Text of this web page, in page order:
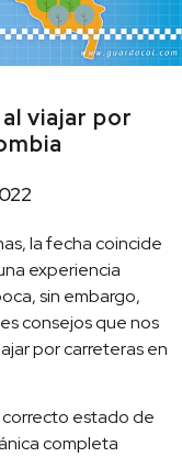
viajar por
la fecha coincide
experiencia
sin embargo,
consejos que nos
por carreteras en
correcto estado de
completa